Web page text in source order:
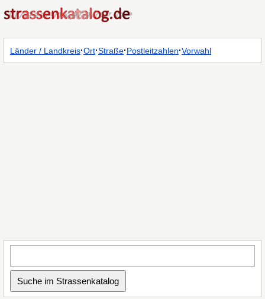
Länder / Landkreis·Ort·Straße·Postleitzahlen·Vorwahl